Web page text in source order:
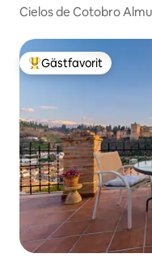
Cielos de Cotobro
Populär gästfavorit
Gästfavorit